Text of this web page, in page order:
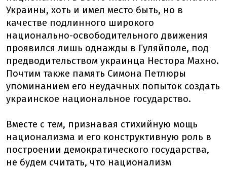
Украины, хоть и имел место быть, но в
качестве подлинного широкого
национально-освободительного движения
проявился лишь однажды в Гуляйполе, под
предводительством украинца Нестора Махно.
Почтим также память Симона Петлюры
упоминанием его неудачных попыток создать
украинское национальное государство.
Вместе с тем, признавая стихийную мощь
национализма и его конструктивную роль в
построении демократического государства,
не будем считать, что национализм